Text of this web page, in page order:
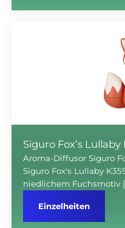
Siguro Fox’s Lullaby
Aroma-Diffusor Siguro
Siguro Fox's Lullaby
niedlichem Fuchsmotiv
Einzelheiten